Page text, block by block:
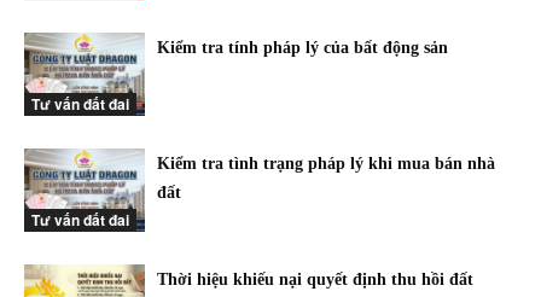
Tư vấn đất đai
Kiểm tra tính pháp lý của bất động sản
Tư vấn đất đai
Kiểm tra tình trạng pháp lý khi mua bán nhà
đất
Thời hiệu khiếu nại quyết định thu hồi đất